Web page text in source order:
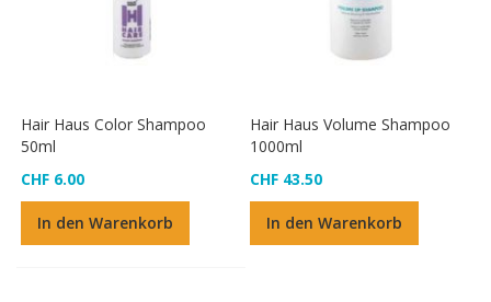
Hair Haus Color Shampoo
50ml
CHF 6.00
In den Warenkorb
Hair Haus Volume Shampoo
1000ml
CHF 43.50
In den Warenkorb